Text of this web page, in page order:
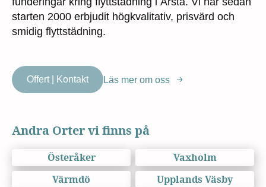
starten 2000 erbjudit högkvalitativ, prisvärd och
smidig flyttstädning.
Offert | Kontakt Läs mer om oss
Andra Orter vi finns på
Österåker
Vaxholm
Värmdö
Upplands Väsby